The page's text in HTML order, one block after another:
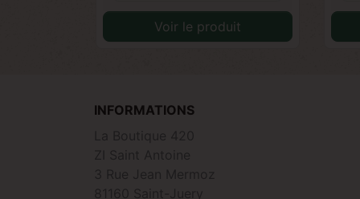
Voir le produit
INFORMATIONS